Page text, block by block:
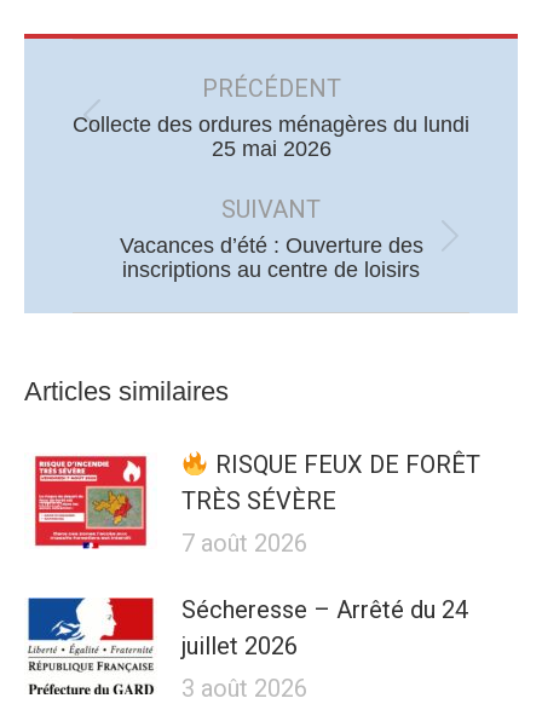
PRÉCÉDENT
Article
:
Collecte des ordures ménagères du lundi
25 mai 2026
SUIVANT
Article
Vacances d’été : Ouverture des
inscriptions au centre de loisirs
Articles similaires
RISQUE FEUX DE FORÊT
TRÈS SÉVÈRE
7 août 2026
Sécheresse – Arrêté du 24
juillet 2026
3 août 2026